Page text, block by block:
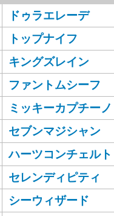
ドゥラエレーデ
トップナイフ
キングズレイン
ファントムシーフ
ミッキーカプチーノ
セブンマジシャン
ハーツコンチェルト
セレンディピティ
シーウィザード